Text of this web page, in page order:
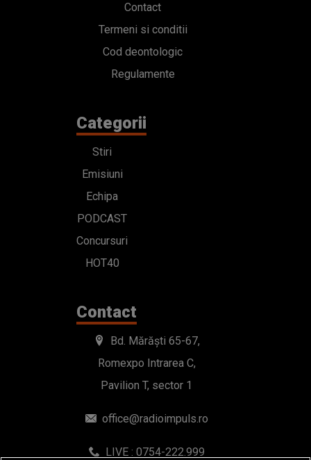
Contact
Termeni si conditii
Cod deontologic
Regulamente
Categorii
Stiri
Emisiuni
Echipa
PODCAST
Concursuri
HOT40
Contact
Bd. Mărăști 65-67,
Romexpo Intrarea C,
Pavilion T, sector 1
office@radioimpuls.ro
LIVE : 0754-222.999